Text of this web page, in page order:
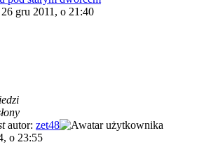
26 gru 2011, o 21:40
autor: zet48
o 23:55